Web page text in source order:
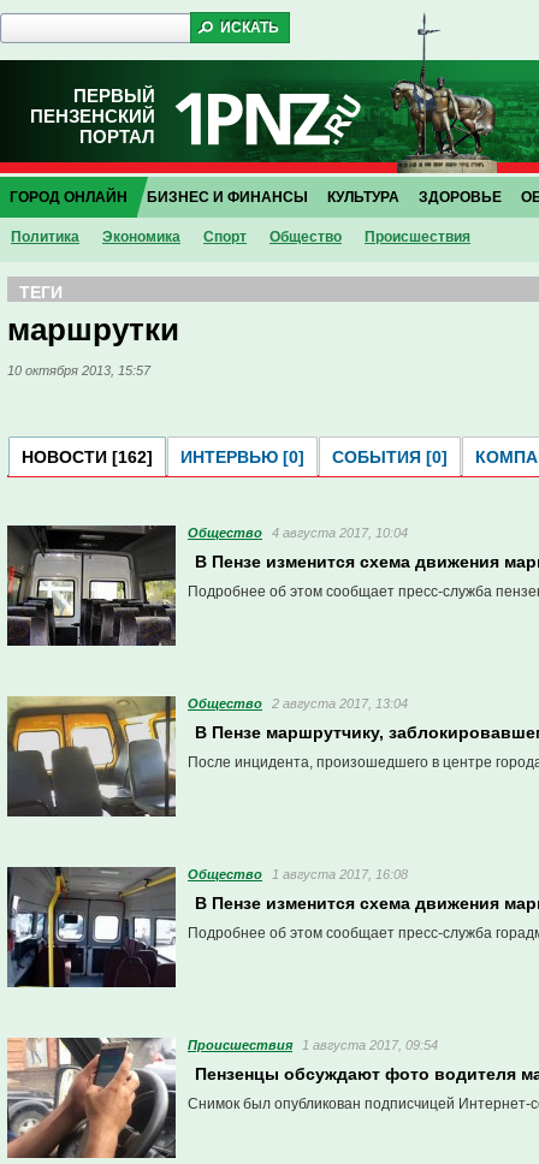
ПЕРВЫЙ
ПЕНЗЕНСКИЙ
ПОРТАЛ
ГОРОД ОНЛАЙН
Политика Экономика Спорт Общество Проиcшествия
БИЗНЕС И ФИНАНСЫ КУЛЬТУРА ЗДОРОВЬЕ
ТЕГИ
маршрутки
10 октября 2013, 15:57
НОВОСТИ [162] ИНТЕРВЬЮ [0] СОБЫТИЯ [0]
Общество 4 августа 2017, 10:04
В Пензе изменится схема движения
Подробнее об этом сообщает пресс-служба
Общество 2 августа 2017, 13:04
В Пензе маршрутчику,
После инцидента, произошедшего в центре
Общество 1 августа 2017, 16:08
В Пензе изменится схема движения
Подробнее об этом сообщает пресс-служба
Проиcшествия 1 августа 2017, 09:54
Пензенцы обсуждают фото водителя
Снимок был опубликован подписчицей Интернет-